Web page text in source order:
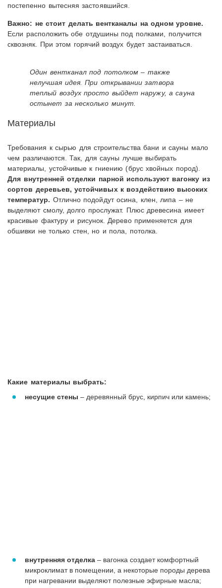
постепенно вытесняя застоявшийся.
Важно: не стоит делать вентканалы на одном уровне.
Если расположить обе отдушины под полками, получится
сквозняк. При этом горячий воздух будет застаиваться.
Один вентканал под потолком – также
нелучшая идея. При открывании затвора
теплый воздух просто выйдет наружу, а сауна
остынет за несколько минут.
Материалы
Требования к сырью для строительства бани и сауны мало
чем различаются. Так, для сауны лучше выбирать
материалы, устойчивые к гниению (брус хвойных пород).
Для внутренней отделки парной используют вагонку из
сортов деревьев, устойчивых к воздействию высоких
температур. Отлично подойдут осина, клен, липа – не
выделяют смолу, долго прослужат. Плюс древесина имеет
красивые фактуру и рисунок. Дерево применяется для
обшивки не только стен, но и пола, потолка.
Какие материалы выбрать:
несущие стены – деревянный брус, кирпич или камень;
внутренняя отделка – вагонка создает комфортный
микроклимат в помещении, а некоторые породы дерева
при нагревании выделяют полезные эфирные масла;